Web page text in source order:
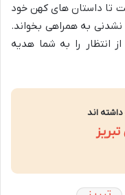
تا داستان های کهن خود
نشدنی به همراهی بخواند.
از انتظار را به شما هدیه
اند